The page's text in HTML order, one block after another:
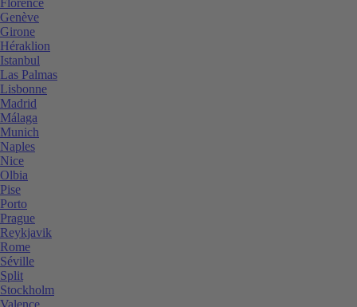
Genève
Girone
Héraklion
Istanbul
Las Palmas
Lisbonne
Madrid
Málaga
Munich
Naples
Nice
Olbia
Pise
Porto
Prague
Reykjavik
Rome
Séville
Split
Stockholm
Valence